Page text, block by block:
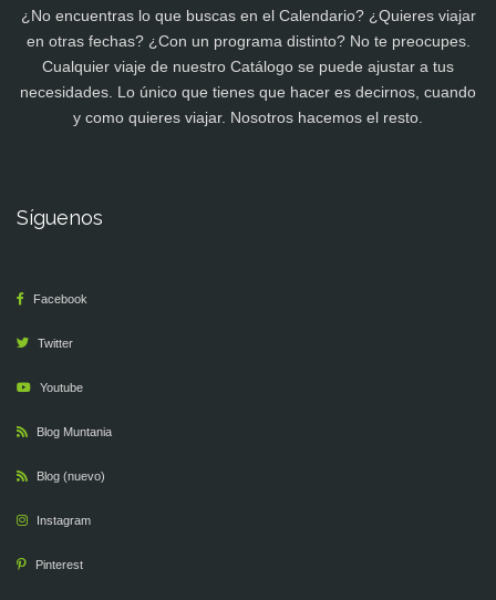
¿No encuentras lo que buscas en el Calendario? ¿Quieres viajar
en otras fechas? ¿Con un programa distinto? No te preocupes.
Cualquier viaje de nuestro Catálogo se puede ajustar a tus
necesidades. Lo único que tienes que hacer es decirnos, cuando
y como quieres viajar. Nosotros hacemos el resto.
Síguenos
Facebook
Twitter
Youtube
Blog Muntania
Blog (nuevo)
Instagram
Pinterest